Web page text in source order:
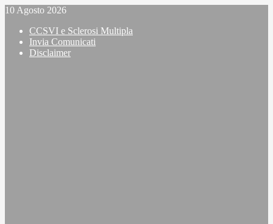
Vai
contenuto
10 Agosto 2026
CCSVI e Sclerosi Multipla
Invia Comunicati
Disclaimer